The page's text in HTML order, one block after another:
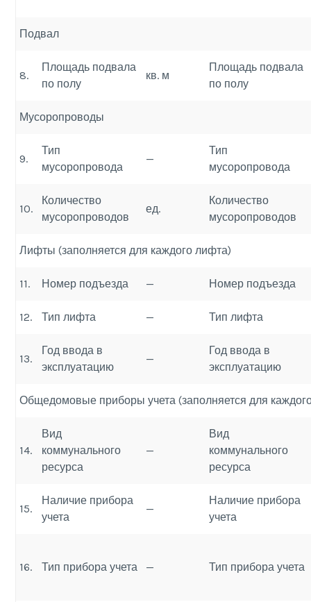
Подвал
8.
Площадь подвала
по полу
кв. м
Площадь подвала
по полу
Мусоропроводы
9.
Тип
мусоропровода
—
Тип
мусоропровода
10.
Количество
мусоропроводов
ед.
Количество
мусоропроводов
Лифты (заполняется для каждого лифта)
11. Номер подъезда — Номер подъезда
12. Тип лифта — Тип лифта
13.
Год ввода в
эксплуатацию
—
Год ввода в
эксплуатацию
Общедомовые приборы учета (заполняется для
14.
Вид
коммунального
ресурса
—
Вид
коммунального
ресурса
15.
Наличие прибора
учета
—
Наличие прибора
учета
16. Тип прибора учета — Тип прибора учета